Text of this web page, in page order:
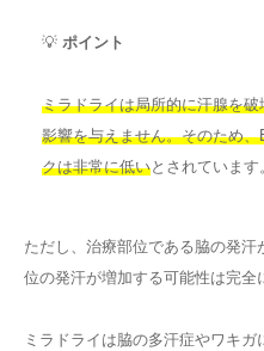
💡 ポイント
ミラドライは局所的に汗腺を
影響を与えません。そのため
クは非常に低いとされています
ただし、治療部位である脇の発
位の発汗が増加する可能性は完全
ミラドライは脇の多汗症やワキガ